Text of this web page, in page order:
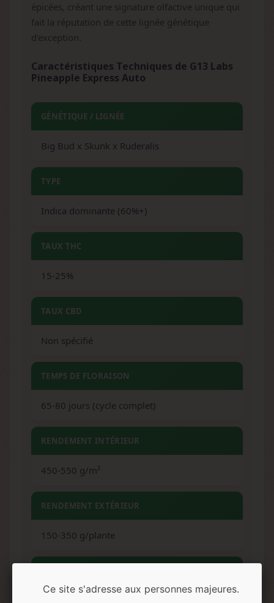
épicées, créant une signature olfactive unique qui
fait la réputation de cette lignée génétique
d'exception.
Caractéristiques Techniques de G13 Labs
Pineapple Express Auto
GÉNÉTIQUE / LIGNÉE
Big Bud x Skunk x Ruderalis
TYPE
Indica dominante (60%+)
TAUX THC
15-25%
TAUX CBD
Non spécifié
TEMPS DE FLORAISON
65-80 jours (cycle complet)
RENDEMENT INTÉRIEUR
450-550 g/m²
RENDEMENT EXTÉRIEUR
150-350 g/plante
Ce site s'adresse aux personnes majeures.